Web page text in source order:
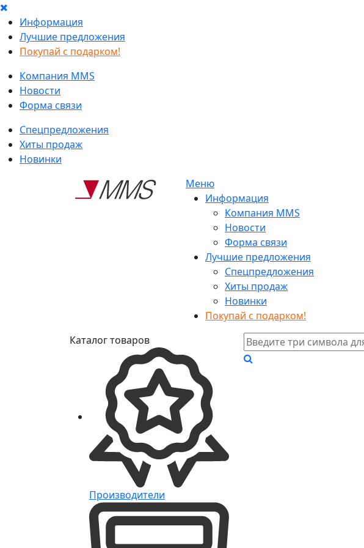
Информация
Лучшие предложения
Покупай с подарком!
Компания MMS
Новости
Форма связи
Спецпредложения
Хиты продаж
Новинки
Меню
Информация
Компания MMS
Новости
Форма связи
Лучшие предложения
Спецпредложения
Хиты продаж
Новинки
Покупай с подарком!
Каталог товаров
Производители